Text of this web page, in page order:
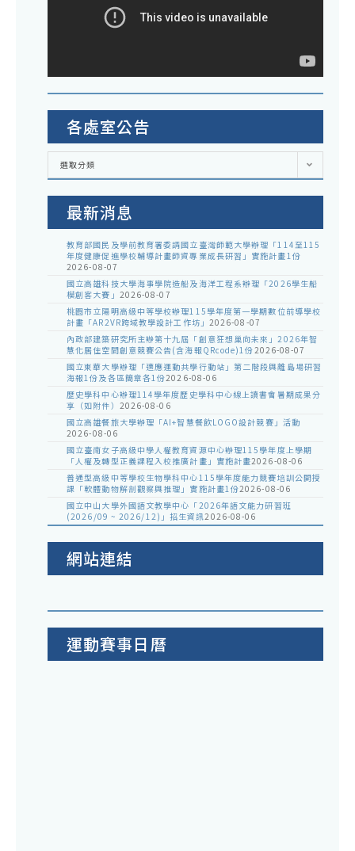
各處室公告
各
室
選取分類
最新消息
教育部國民及學前教育署委請國立臺灣師範大學辦理「114至115
年度健康促進學校輔導計畫師資專業成長研習」實施計畫1份
2026-08-07
國立高雄科技大學海事學院造船及海洋工程系辦理「2026學生船
模創客大賽」 2026-08-07
桃園市立陽明高級中等學校辦理115學年度第一學期數位前導學校
計畫「AR2VR跨域教學設計工作坊」 2026-08-07
內政部建築研究所主辦第十九屆「創意狂想巢向未來」2026年智
慧化居住空間創意競賽公告(含海報QRcode)1份2026-08-07
國立東華大學辦理「適應運動共學行動站」第二階段與離島場研習
海報1份及各區簡章各1份2026-08-06
歷史學科中心辦理114學年度歷史學科中心線上讀書會暑期成果分
享（如附件） 2026-08-06
國立高雄餐旅大學辦理「AI+智慧餐飲LOGO設計競賽」活動
2026-08-06
國立臺南女子高級中學人權教育資源中心辦理115學年度上學期
「人權及轉型正義課程入校推廣計畫」實施計畫2026-08-06
普通型高級中等學校生物學科中心115學年度能力競賽培訓公開授
課「軟體動物解剖觀察與推理」實施計畫1份2026-08-06
國立中山大學外國語文教學中心「2026年語文能力研習班
(2026/09 ~ 2026/12)」招生資訊2026-08-06
網站連結
運動賽事日曆